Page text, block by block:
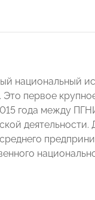
национальный
первое
года между